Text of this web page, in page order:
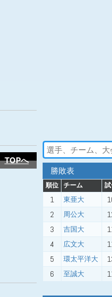
TOPへ
勝敗表
順位 チーム
1 東亜大
2
周公大
3
吉国大
4
広文大
5
環太平洋大
6
至誠大